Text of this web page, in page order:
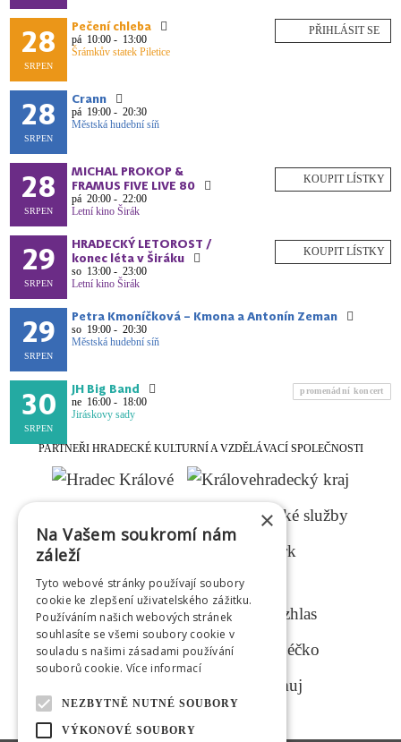
28
SRPEN
Pečení chleba
pá 10:00 - 13:00
Šrámkův statek Piletice
PŘIHLÁSIT SE
28
SRPEN
Crann
pá 19:00 - 20:30
Městská hudební síň
28
SRPEN
MICHAL PROKOP &
FRAMUS FIVE LIVE 80
pá 20:00 - 22:00
Letní kino Širák
29
SRPEN
HRADECKÝ LETOROST /
konec léta v Širáku
so 13:00 - 23:00
Letní kino Širák
29
SRPEN
Petra Kmoníčková – Kmona a Antonín Zeman
so 19:00 - 20:30
Městská hudební síň
30
SRPEN
JH Big Band
ne 16:00 - 18:00
Jiráskovy sady
promenádní koncert
PARTNEŘI HRADECKÉ KULTURNÍ A VZDĚLÁVACÍ SPOLEČNOSTI
MEDIÁLNÍ PARTNEŘI
×
Na Vašem soukromí nám
záleží
Tyto webové stránky používají soubory
cookie ke zlepšení uživatelského zážitku.
Používáním našich webových stránek
souhlasíte se všemi soubory cookie v
souladu s našimi zásadami používání
souborů cookie. Více informací
NEZBYTNĚ NUTNÉ SOUBORY
VÝKONOVÉ SOUBORY